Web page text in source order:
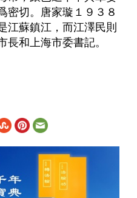
密切。唐家璇１９３８
江蘇鎮江，而江澤民則
長和上海市委書記。